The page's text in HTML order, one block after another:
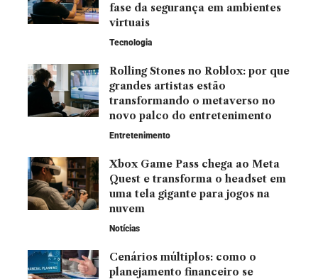
fase da segurança em ambientes
virtuais
Tecnologia
Rolling Stones no Roblox: por que
grandes artistas estão
transformando o metaverso no
novo palco do entretenimento
Entretenimento
Xbox Game Pass chega ao Meta
Quest e transforma o headset em
uma tela gigante para jogos na
nuvem
Notícias
Cenários múltiplos: como o
planejamento financeiro se